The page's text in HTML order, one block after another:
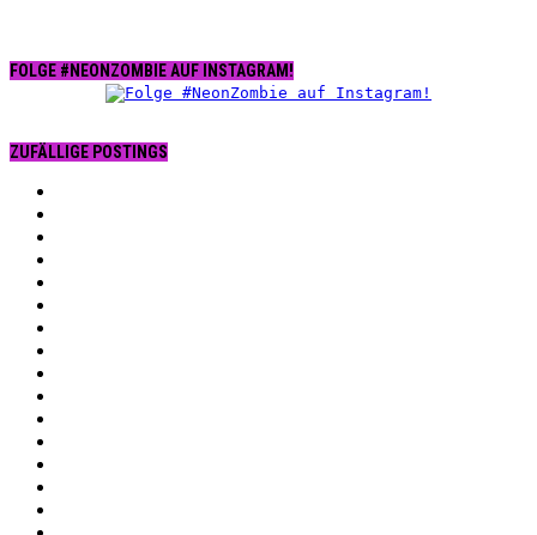
FOLGE #NEONZOMBIE AUF INSTAGRAM!
ZUFÄLLIGE POSTINGS